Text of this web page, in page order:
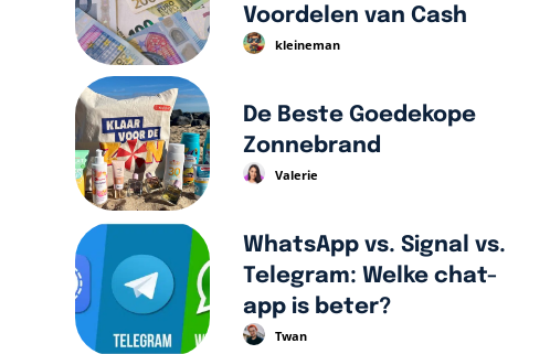
Voordelen van Cash
kleineman
De Beste Goedekope
Zonnebrand
Valerie
WhatsApp vs. Signal vs.
Telegram: Welke chat-
app is beter?
Twan